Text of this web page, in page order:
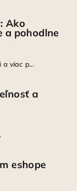
Ako
a pohodlne
a viac p...
a
eshope